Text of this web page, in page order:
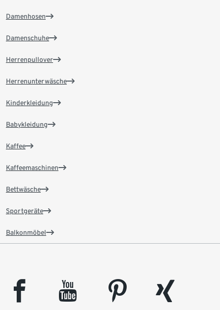
Damenhosen
Damenschuhe
Herrenpullover
Herrenunterwäsche
Kinderkleidung
Babykleidung
Kaffee
Kaffeemaschinen
Bettwäsche
Sportgeräte
Balkonmöbel
facebook youtube pinterest
xing